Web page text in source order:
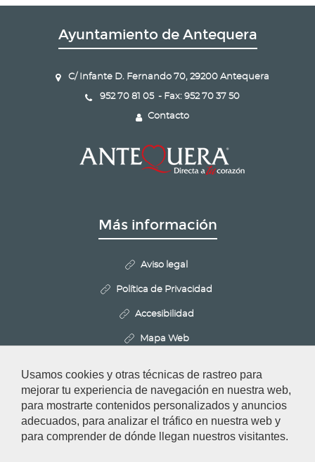
Usamos cookies y otras técnicas de rastreo para
mejorar tu experiencia de navegación en nuestra web,
para mostrarte contenidos personalizados y anuncios
adecuados, para analizar el tráfico en nuestra web y
para comprender de dónde llegan nuestros visitantes.
ANEXO I
(SOLICITUD)
ANEXO II
ANUNCIO
RELACIÓN
DEFINITIVA DE
NOMBRAMIENTO
FECHA
CONSTITUCIÓN
VALORACIÓN DE
CALIFICACIONES
CONCURSO
2023
30-05-2023
Acta Tribunal
ACTA
Ayuntamiento de Antequera
C/ Infante D. Fernando 70, 29200 Antequera
952 70 81 05 - Fax: 952 70 37 50
Contacto
Más información
Aviso legal
Política de Privacidad
Accesibilidad
Mapa Web
Configurar cookies
Redes Sociales